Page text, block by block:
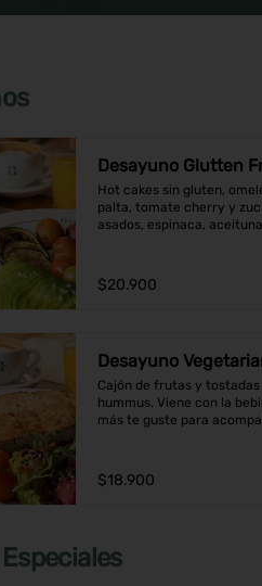
Desayuno Glutten
Hot cakes sin gluten,
palta, tomate cherry y
asados, espinaca,
$20.900
Desayuno
Cajón de frutas y tostadas
hummus. Viene con la
más te guste para
$18.900